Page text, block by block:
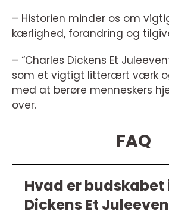
– Historien minder os om
kærlighed, forandring og
– “Charles Dickens Et
som et vigtigt litterært værk
med at berøre menneskers
over.
FAQ
Hvad er budskabet
Dickens Et